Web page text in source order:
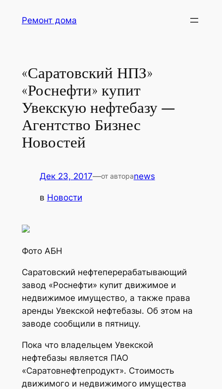
Ремонт дома
«Саратовский НПЗ»
«Роснефти» купит
Увекскую нефтебазу —
Агентство Бизнес
Новостей
Дек 23, 2017—от автораnews
в Новости
Фото АБН
Саратовский нефтеперерабатывающий
завод «Роснефти» купит движимое и
недвижимое имущество, а также права
аренды Увекской нефтебазы. Об этом на
заводе сообщили в пятницу.
Пока что владельцем Увекской
нефтебазы является ПАО
«Саратовнефтепродукт». Стоимость
движимого и недвижимого имущества